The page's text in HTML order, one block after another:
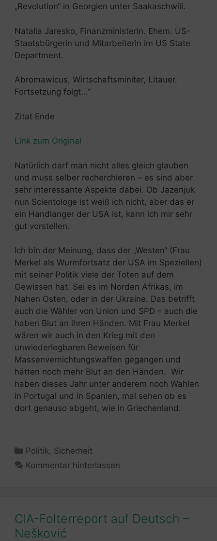
„Revolution“ in Georgien unter Saakaschwili.
Natalia Jaresko, Finanzministerin. Ehem. US-
Staatsbürgerin und Mitarbeiterin im US State
Department.
Abromawicus, Wirtschaftsminiter, Litauer.
Fortsetzung folgt…“
Zitat Ende
Link zum Original
Natürlich darf man nicht alles gleich glauben
und muss selber recherchieren – es sind aber
sehr interessante Aspekte dabei. Ob Jazenjuk
nun Scientologe ist weiß ich nicht, aber das er
ein Handlanger der USA ist, kann ich mir sehr
gut vorstellen.
Ich bin der Meinung, dass der „Westen“ (Frau
Merkel als Wurmfortsatz der USA im Speziellen)
mit seiner Politik viele der Toten auf dem
Gewissen hat. Sei es im Norden Afrikas, im
Nahen Osten, oder in der Ukraine. Das betrifft
auch die Wähler von Union und SPD – auch die
haben Blut an ihren Händen. Mit Frau Merkel
wären wir auch in den Krieg mit den
unwiederlegbaren Beweisen für
Massenvernichtungswaffen gegangen und
hätten noch mehr Blut an den Händen. Wir
haben dieses Jahr unter anderem noch Wahlen
in Portugal und in Spanien, mal sehen ob es
dort genauso abgeht, wie in Griechenland.
Kategorien
Politik, Sicherheit
Kommentar hinterlassen
CIA-Folterreport auf Deutsch –
Nešković